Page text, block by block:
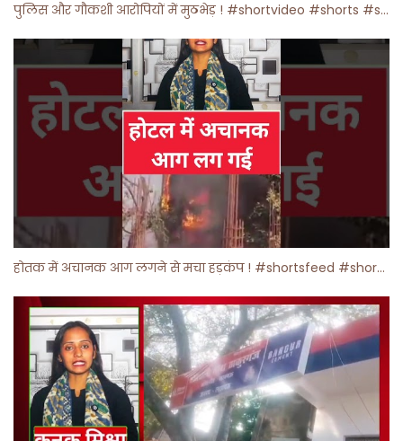
पुलिस और गौकशी आरोपियों में मुठभेड़ ! #shortvideo #shorts #shortsfeed
होतक में अचानक आग लगने से मचा हड़कंप ! #shortsfeed #shorts #viralshorts